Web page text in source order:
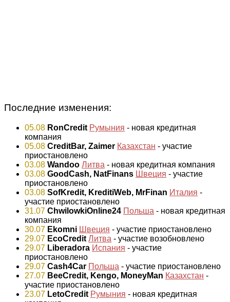
Последние изменения:
05.08 RonCredit Румыния - новая кредитная
компания
05.08 CreditBar, Zaimer Казахстан - участие
приостановлено
03.08 Wandoo Литва - новая кредитная компания
03.08 GoodCash, NatFinans Швеция - участие
приостановлено
03.08 SofKredit, KreditiWeb, MrFinan Италия -
участие приостановлено
31.07 ChwilowkiOnline24 Польша - новая кредитная
компания
30.07 Ekomni Швеция - участие приостановлено
29.07 EcoCredit Литва - участие возобновлено
29.07 Liberadora Испания - участие
приостановлено
29.07 Cash4Car Польша - участие приостановлено
27.07 BeeCredit, Kengo, MoneyMan Казахстан -
участие приостановлено
23.07 LetoCredit Румыния - новая кредитная